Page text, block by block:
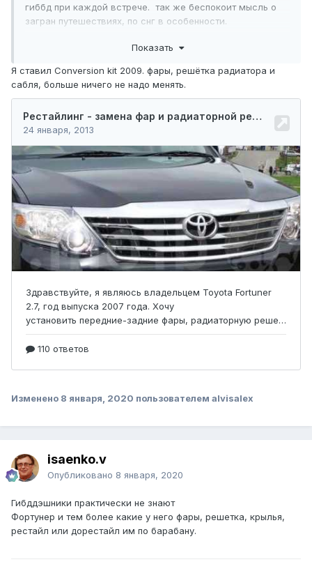
гиббд при каждой встрече. так же беспокоит мысль о
загран путешествиях, по снг в особенности.
подобное ? или проще продать свой добавить и купить
Показать
Я ставил Conversion kit 2009. фары, решётка радиатора и
сабля, больше ничего не надо менять.
Изменено 8 января, 2020 пользователем alvisalex
isaenko.v
Опубликовано 8 января, 2020
Гибддэшники практически не знают
Фортунер и тем более какие у него фары, решетка, крылья,
рестайл или дорестайл им по барабану.